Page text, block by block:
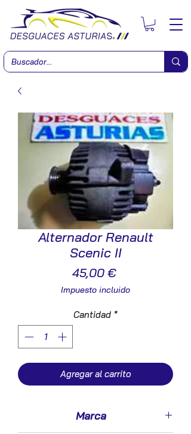
Alternador Renault
Scenic II
45,00 €Precio
Impuesto incluido
Cantidad *
Agregar al carrito
Marca